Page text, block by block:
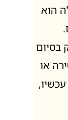
הוא
בסיום
או